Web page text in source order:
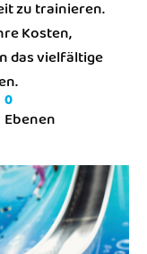
zu trainieren.
Kosten,
das vielfältige
Ebenen
0